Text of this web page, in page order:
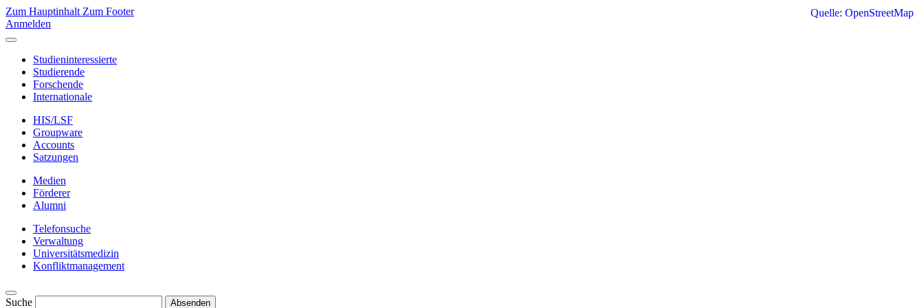
Zum Hauptinhalt Zum Footer
Anmelden
Studieninteressierte
Studierende
Forschende
Internationale
HIS/LSF
Groupware
Accounts
Satzungen
Medien
Förderer
Alumni
Telefonsuche
Verwaltung
Universitätsmedizin
Konfliktmanagement
Suche Absenden
Quelle: OpenStreetMap